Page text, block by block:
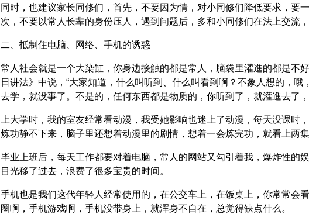
同时，也建议家长同修们，首先，不要因为情，对小同修们降低要求，要
次，不要以常人长辈的身份压人，遇到问题后，多和小同修们在法上交流
二、抵制住电脑、网络、手机的诱惑
常人社会就是一个大染缸，你身边接触的都是常人，脑袋里灌進的都是不
日讲法》中说，“大家知道，什么叫听到、什么叫看到啊？不象人想的，
去学，就没事了。不是的，任何东西都是物质的，你听到了，就灌進去了
上大学时，我的室友经常看动漫，我受她影响也迷上了动漫，每天没课时
炼功静不下来，脑子里还想着动漫里的剧情，想着一会炼完功，就看上两集
毕业上班后，每天工作都要对着电脑，常人的网站又勾引着我，爆炸性的
目光移了过去，浪费了很多宝贵的时间。
手机也是我们这代年轻人经常使用的，在公交车上，在饭桌上，你常常会
圈啊，手机游戏啊，手机没带身上，就浑身不自在，总觉得缺点什么。